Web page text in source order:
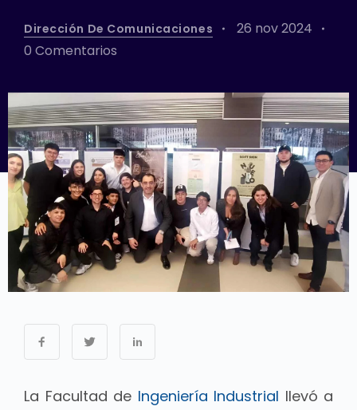
Dirección De Comunicaciones
26 nov 2024
0 Comentarios
La Facultad de Ingeniería Industrial llevó a